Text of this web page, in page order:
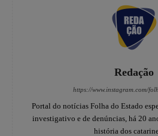
Redação
https://www.instagram.com/
Portal do notícias Folha do Estado
investigativo e de denúncias, há 20
história dos